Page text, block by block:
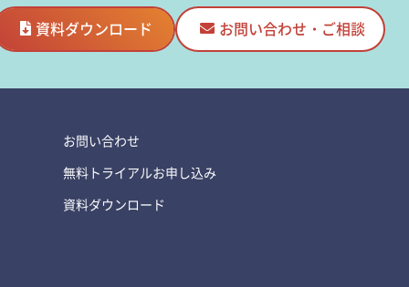
資料ダウンロード
お問い合わせ・ご相談
お問い合わせ
無料トライアルお申し込み
資料ダウンロード